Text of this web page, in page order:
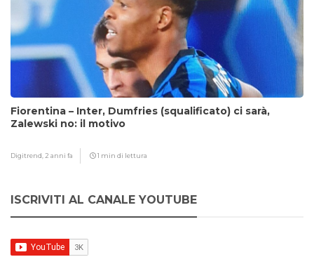
Fiorentina – Inter, Dumfries (squalificato) ci sarà,
Zalewski no: il motivo
Digitrend, 2 anni fa 1 min di lettura
ISCRIVITI AL CANALE YOUTUBE